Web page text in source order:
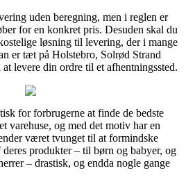
uden beregning, men i reglen er
for en konkret pris. Desuden skal du
løsning til levering, der i mange
er tæt på Holstebro, Solrød Strand
levere din ordre til et afhentningssted.
for forbrugerne at finde de bedste
varehuse, og med det motiv har en
været tvunget til at formindske
produkter – til børn og babyer, og
– drastisk, og endda nogle gange